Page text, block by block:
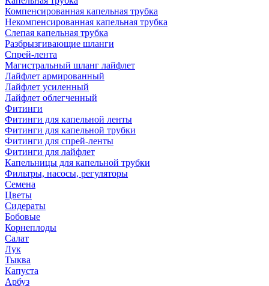
Компенсированная капельная трубка
Некомпенсированная капельная трубка
Слепая капельная трубка
Разбрызгивающие шланги
Спрей-лента
Магистральный шланг лайфлет
Лайфлет армированный
Лайфлет усиленный
Лайфлет облегченный
Фитинги
Фитинги для капельной ленты
Фитинги для капельной трубки
Фитинги для спрей-ленты
Фитинги для лайфлет
Капельницы для капельной трубки
Фильтры, насосы, регуляторы
Семена
Цветы
Сидераты
Бобовые
Корнеплоды
Салат
Лук
Тыква
Капуста
Арбуз